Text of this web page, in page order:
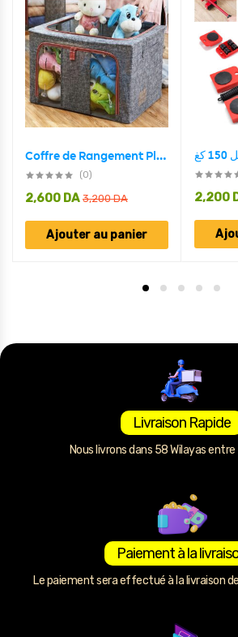
Coffre de Rangement Pliable Pour Vêtements et Articles
(0)
3,200DA
2,600 DA
Ajouter au panier
2,200
Livraison Rapide
Nous livrons dans 58 Wilayas
Paiement à la
Le paiement sera effectué à la livraison